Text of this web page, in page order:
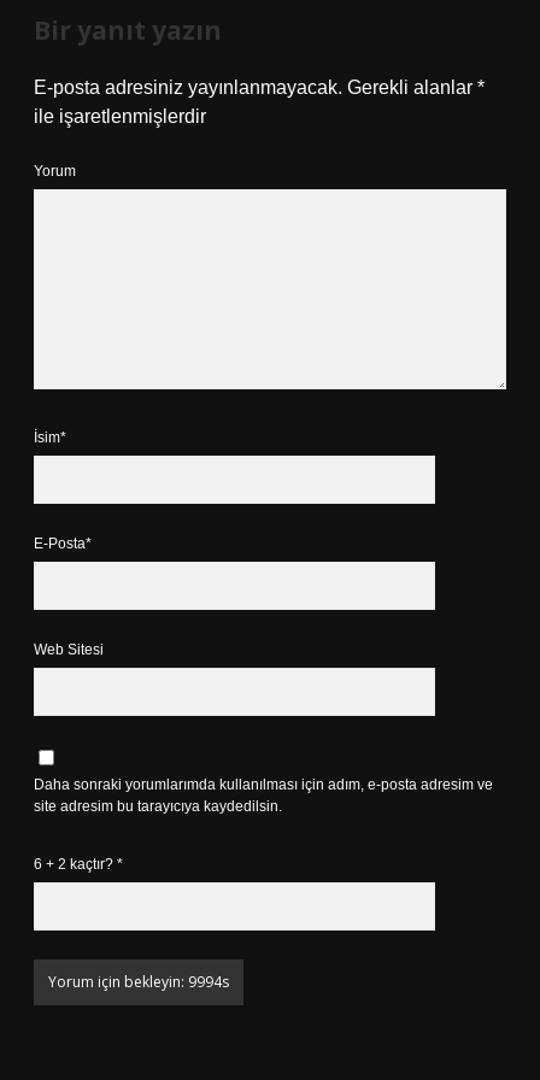
Bir yanıt yazın
E-posta adresiniz yayınlanmayacak. Gerekli alanlar *
ile işaretlenmişlerdir
Yorum
İsim*
E-Posta*
Web Sitesi
Daha sonraki yorumlarımda kullanılması için adım, e-posta adresim ve
site adresim bu tarayıcıya kaydedilsin.
6 + 2 kaçtır? *